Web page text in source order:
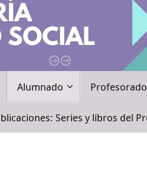
Alumnado Profesorado
Series y libros del